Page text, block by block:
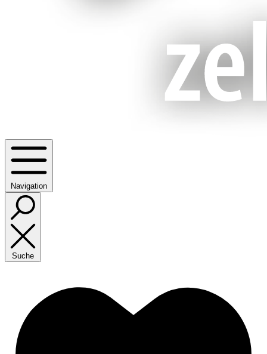
Navigation
Suche